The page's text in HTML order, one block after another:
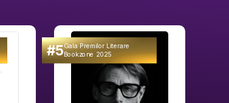
#5Gala Premilor Literare
Bookzone 2025